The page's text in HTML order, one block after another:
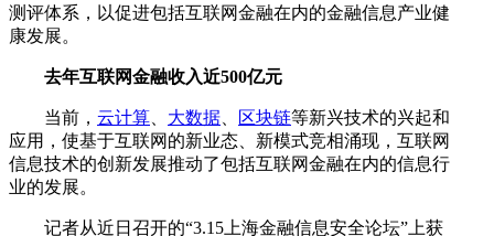
测评体系，以促进包括互联网金融在内的金融信息产业健
康发展。
去年互联网金融收入近500亿元
当前， 云计算 大数据 区块链等新兴技术的兴起和
应用，使基于互联网的新业态、新模式竞相涌现，互联网
信息技术的创新发展推动了包括互联网金融在内的信息行
业的发展。
记者从近日召开的“3.15上海金融信息安全论坛”上获